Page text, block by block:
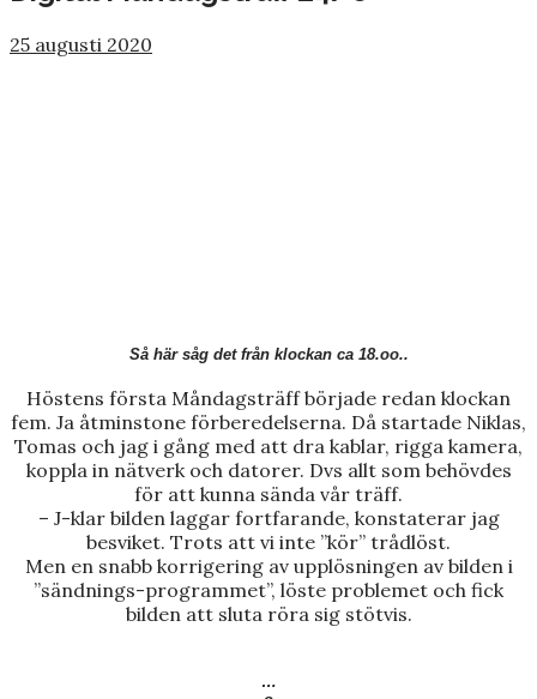
25 augusti 2020
Så här såg det från klockan ca 18.oo..
Höstens första Måndagsträff började redan klockan
fem. Ja åtminstone förberedelserna. Då startade Niklas,
Tomas och jag i gång med att dra kablar, rigga kamera,
koppla in nätverk och datorer. Dvs allt som behövdes
för att kunna sända vår träff.
– J-klar bilden laggar fortfarande, konstaterar jag
besviket. Trots att vi inte ”kör” trådlöst.
Men en snabb korrigering av upplösningen av bilden i
”sändnings-programmet”, löste problemet och fick
bilden att sluta röra sig stötvis.
…